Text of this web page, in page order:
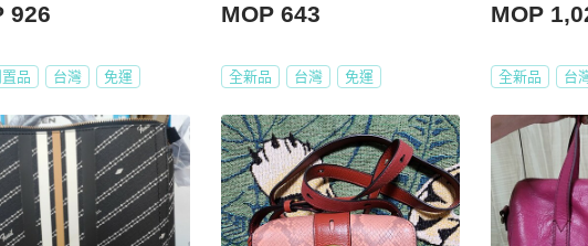
926
品 台灣 免運
MOP 643
全新品 台灣 免運
MOP
全新品 台